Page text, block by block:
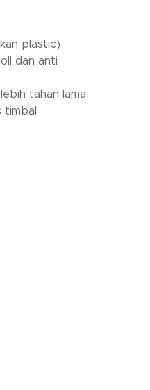
plastic)
dan anti
tahan lama
timbal